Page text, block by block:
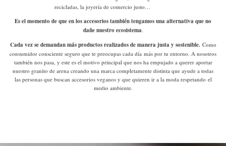
recicladas, la joyería de comercio justo…
Es el momento de que en los accesorios también tengamos una alternativa que no
dañe nuestro ecosistema.
Cada vez se demandan más productos realizados de manera justa y sostenible. Como
consumidor consciente seguro que te preocupas cada día más por tu entorno. A nosotros
también nos pasa, y este es el motivo principal que nos ha empujado a querer aportar
nuestro granito de arena creando una marca completamente distinta que ayude a todas
las personas que buscan accesorios veganos y que quieren ir a la moda respetando el
medio ambiente.